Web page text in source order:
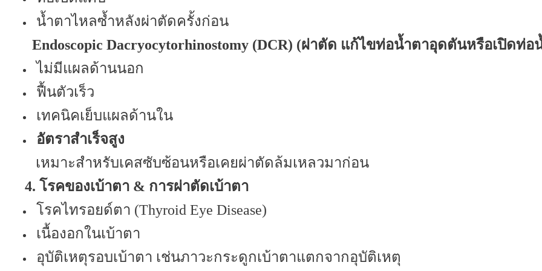
น้ำตาไหลซ้ำหลังผ่าตัดครั้งก่อน
Endoscopic Dacryocytorhinostomy (DCR) (ผ่าตัด แก้ไขท่อน้ำตาอุดตันหรือเปิดท่อ
ไม่มีแผลด้านนอก
ฟื้นตัวเร็ว
เทคนิคเย็บแผลด้านใน
อัตราสำเร็จสูง
เหมาะสำหรับเคสซับซ้อนหรือเคยผ่าตัดล้มเหลวมาก่อน
4.โรคของเบ้าตา & การผ่าตัดเบ้าตา
โรคไทรอยด์ตา (Thyroid Eye Disease)
เนื้องอกในเบ้าตา
อุบัติเหตุรอบเบ้าตา เช่นภาวะกระดูกเบ้าตาแตกจากอุบัติเหตุ